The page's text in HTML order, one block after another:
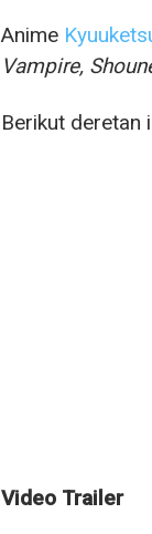
Anime
Vampire,
Berikut deretan
Video Trailer